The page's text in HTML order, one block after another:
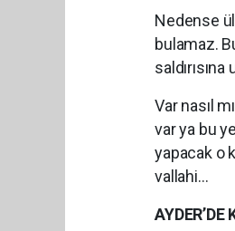
Nedense
bulamaz.
Var nasıl
var ya bu
yapacak o
vallahi…
AYDER’DE